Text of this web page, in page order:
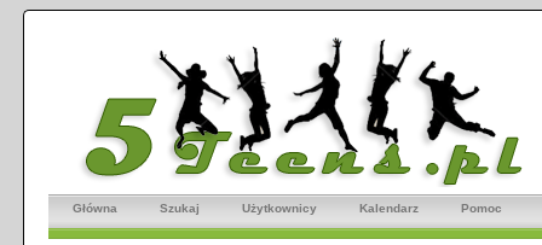
Główna Szukaj Użytkownicy Kalendarz Pomoc